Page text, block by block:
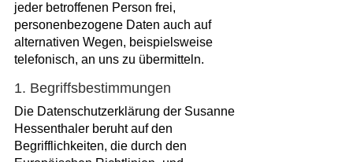
jeder betroffenen Person frei,
personenbezogene Daten auch auf
alternativen Wegen, beispielsweise
telefonisch, an uns zu übermitteln.
1. Begriffsbestimmungen
Die Datenschutzerklärung der Susanne
Hessenthaler beruht auf den
Begrifflichkeiten, die durch den